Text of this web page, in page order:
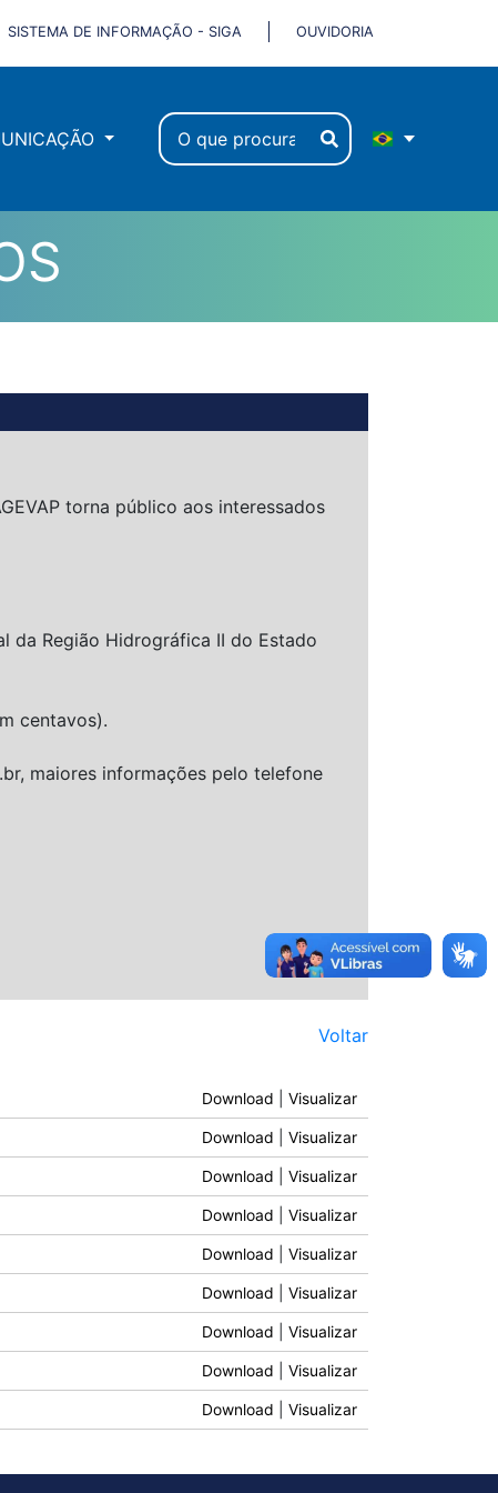
SISTEMA DE INFORMAÇÃO - SIGA OUVIDORIA
torna público aos interessados
da Região Hidrográfica II do Estado
centavos).
maiores informações pelo telefone
Voltar
Download Visualizar
Download Visualizar
Download Visualizar
Download Visualizar
Download Visualizar
Download Visualizar
Download Visualizar
Download Visualizar
Download Visualizar